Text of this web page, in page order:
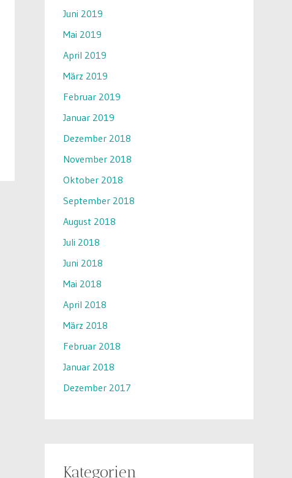
Juni 2019
Mai 2019
April 2019
März 2019
Februar 2019
Januar 2019
Dezember 2018
November 2018
Oktober 2018
September 2018
August 2018
Juli 2018
Juni 2018
Mai 2018
April 2018
März 2018
Februar 2018
Januar 2018
Dezember 2017
Kategorien